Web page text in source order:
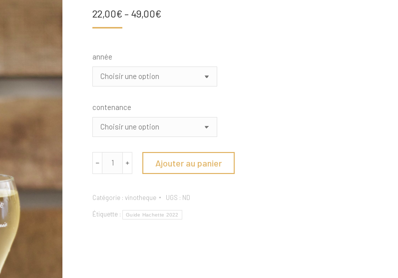
22,00€ – 49,00€
année
contenance
quantité
de
﹣ ﹢ Ajouter au panier
Catégorie : vinotheque UGS : ND
Étiquette : Guide Hachette 2022